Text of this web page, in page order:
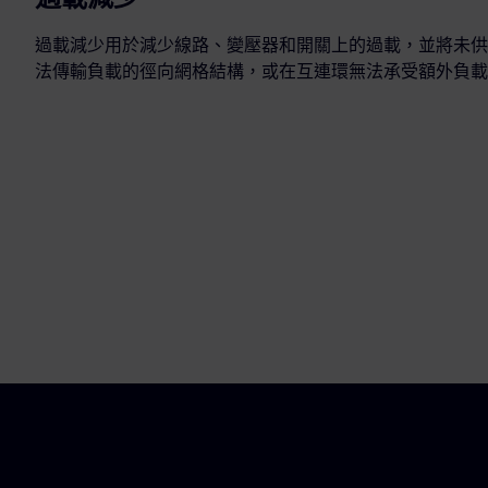
過載減少用於減少線路、變壓器和開關上的過載，並將未
法傳輸負載的徑向網格結構，或在互連環無法承受額外負